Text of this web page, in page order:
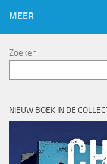
MEER
Zoeken
NIEUW BOEK IN DE